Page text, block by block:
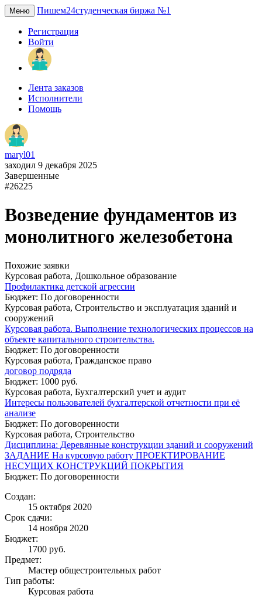
Меню Пишем24студенческая биржа №1
Регистрация
Войти
Лента заказов
Исполнители
Помощь
maryl01
заходил 9 декабря 2025
Завершенные
#26225
Возведение фундаментов из
монолитного железобетона
Похожие заявки
Курсовая работа, Дошкольное образование
Профилактика детской агрессии
Бюджет: По договоренности
Курсовая работа, Строительство и эксплуатация зданий и
сооружений
Курсовая работа. Выполнение технологических процессов на
объекте капитального строительства.
Бюджет: По договоренности
Курсовая работа, Гражданское право
договор подряда
Бюджет: 1000 руб.
Курсовая работа, Бухгалтерский учет и аудит
Интересы пользователей бухгалтерской отчетности при её
анализе
Бюджет: По договоренности
Курсовая работа, Строительство
Дисциплина: Деревянные конструкции зданий и сооружений
ЗАДАНИЕ На курсовую работу ПРОЕКТИРОВАНИЕ
НЕСУЩИХ КОНСТРУКЦИЙ ПОКРЫТИЯ
Бюджет: По договоренности
Создан:
15 октября 2020
Срок сдачи:
14 ноября 2020
Бюджет:
1700 руб.
Предмет:
Мастер общестроительных работ
Тип работы:
Курсовая работа